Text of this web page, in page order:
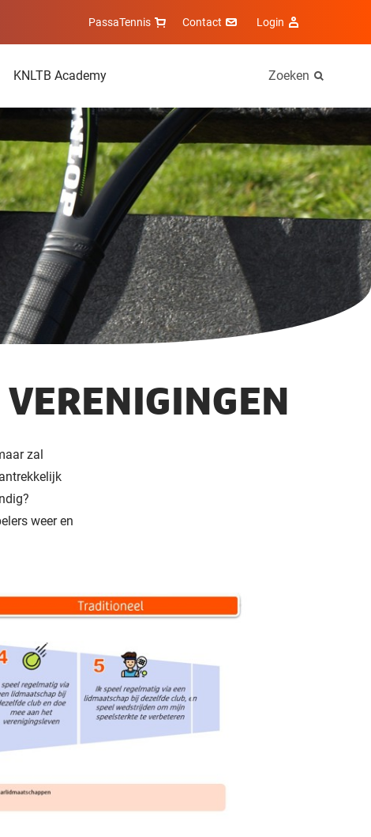
PassaTennis Contact Login
KNLTB Academy Zoeken
zal
weer en